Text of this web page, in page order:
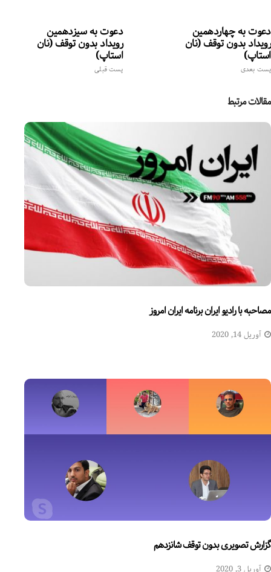
دعوت به سیزدهمین
رویداد بدون توقف (نان
استاپ)
پست قبلی
دعوت به چهاردهمین
رویداد بدون توقف (نان
استاپ)
پست بعدی
مقالات مرتبط
مصاحبه با رادیو ایران برنامه ایران امروز
آوریل 14, 2020
گزارش تصویری بدون توقف شانزدهم
آوریل 3, 2020